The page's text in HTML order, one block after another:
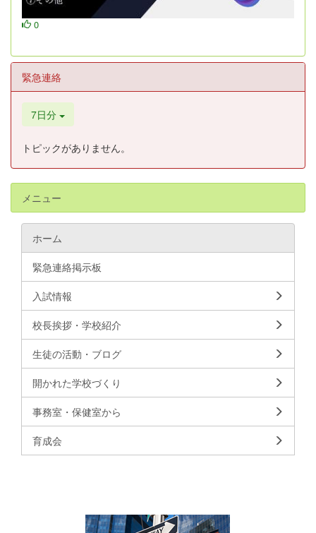
0
緊急連絡
7日分
トピックがありません。
メニュー
ホーム
緊急連絡掲示板
入試情報
校長挨拶・学校紹介
生徒の活動・ブログ
開かれた学校づくり
事務室・保健室から
育成会